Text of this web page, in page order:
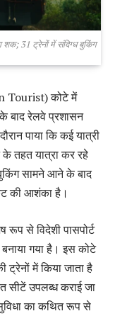
31 ट्रेनों में संदिग्ध बुकिंग
Tourist) कोटे में
बाद रेलवे प्रशासन
पाया कि कई यात्री
के तहत यात्रा कर रहे
सामने आने के बाद
की आशंका है।
रूप से विदेशी पासपोर्ट
गया है। इस कोटे
ट्रेनों में किया जाता है
सीटें उपलब्ध कराई जा
का कथित रूप से